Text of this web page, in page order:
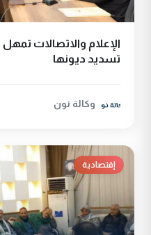
الإعلام والاتصالات
تسديد ديونها
وكالة نون
إقتصادية